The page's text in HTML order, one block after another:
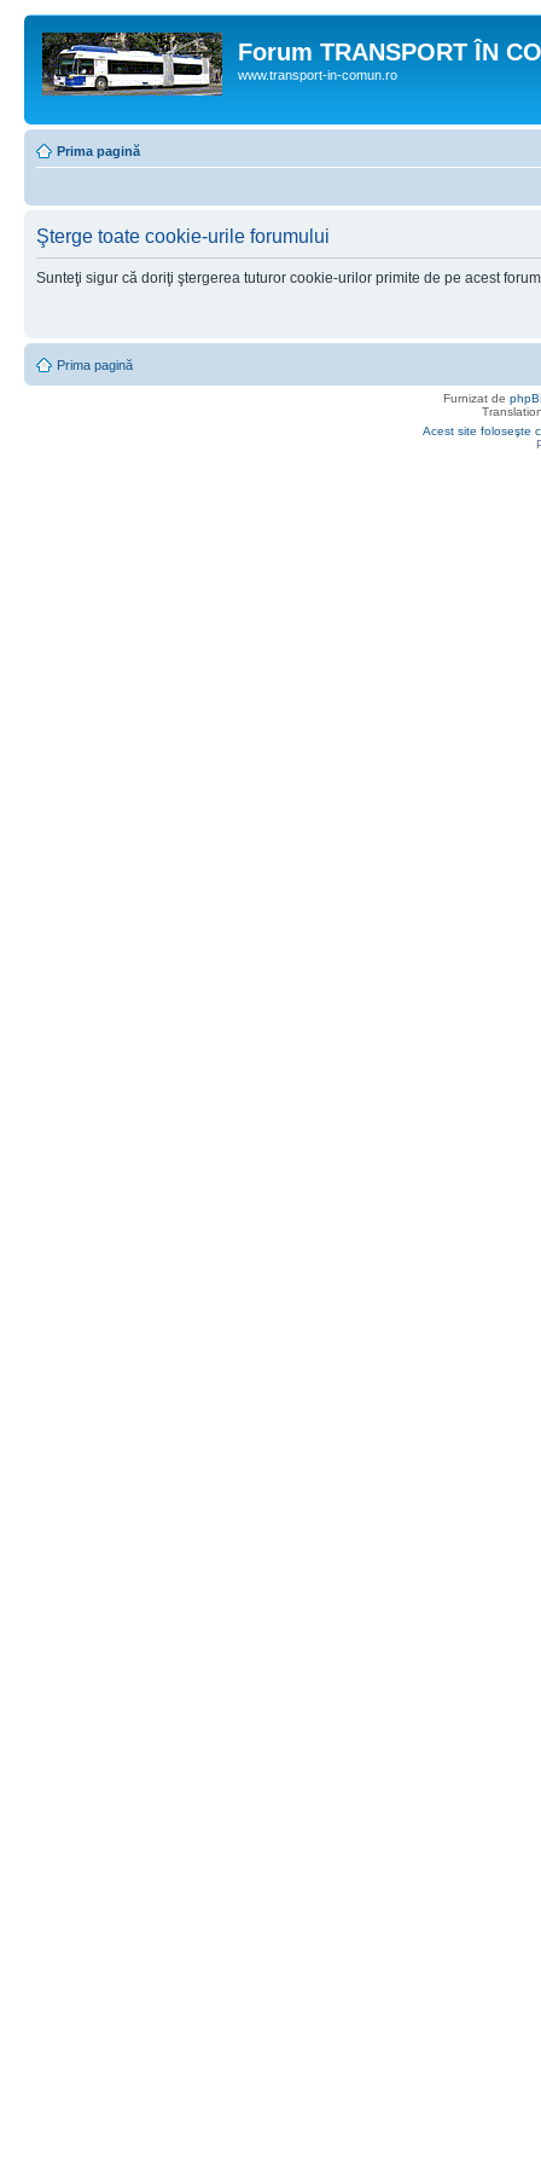
Forum TRANSPORT ÎN
www.transport-in-comun.ro
Prima pagină
Şterge toate cookie-urile forumului
Sunteţi sigur că doriţi ştergerea tuturor cookie-urilor primite de pe acest
Prima pagină
Furnizat de
Acest site foloseşte